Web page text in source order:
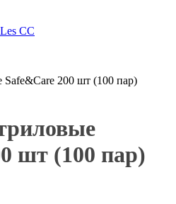
CC
200 шт (100 пар)
шт (100 пар)